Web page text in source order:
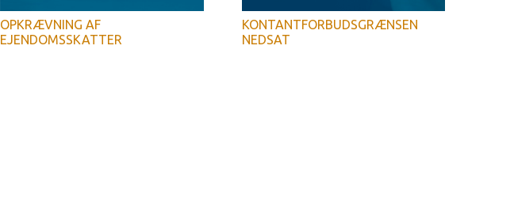
OPKRÆVNING AF
EJENDOMSSKATTER
KONTANTFORBUDSGRÆNSEN
NEDSAT